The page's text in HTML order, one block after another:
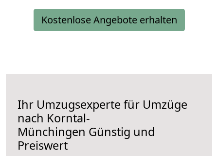
Kostenlose Angebote erhalten
Ihr Umzugsexperte für Umzüge
nach Korntal-
Münchingen Günstig und
Preiswert